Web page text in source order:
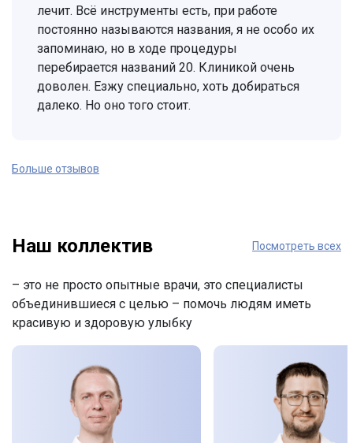
лечит. Всё инструменты есть, при работе
постоянно называются названия, я не особо их
запоминаю, но в ходе процедуры
перебирается названий 20. Клиникой очень
доволен. Езжу специально, хоть добираться
далеко. Но оно того стоит.
Больше отзывов
Наш коллектив Посмотреть всех
– это не просто опытные врачи, это специалисты
объединившиеся с целью – помочь людям иметь
красивую и здоровую улыбку